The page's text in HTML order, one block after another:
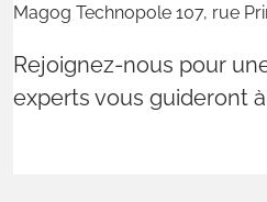
Magog Technopole 107, rue
Rejoignez-nous pour
experts vous guideront